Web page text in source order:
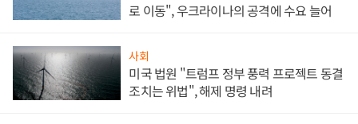
로 이동", 우크라이나의 공격에 수요 늘어
사회
미국 법원 "트럼프 정부 풍력 프로젝트 동결
조치는 위법", 해제 명령 내려